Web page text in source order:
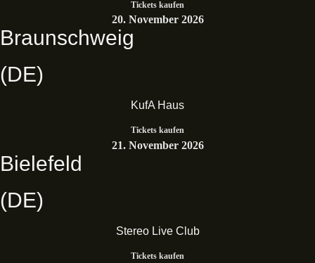
Tickets kaufen
20. November 2026
Braunschweig
(DE)
KufA Haus
Tickets kaufen
21. November 2026
Bielefeld
(DE)
Stereo Live Club
Tickets kaufen